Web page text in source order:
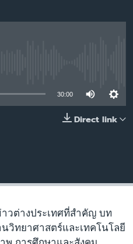
30:00
Direct link
วต่างประเทศที่สำคัญ บท
นวิทยาศาสตร์และเทคโนโลยี